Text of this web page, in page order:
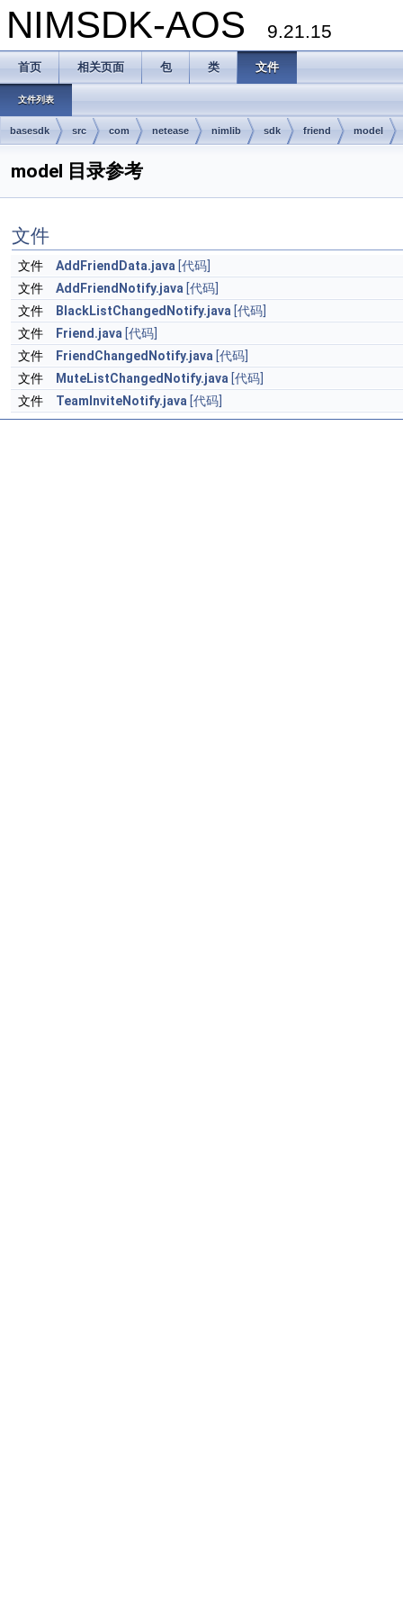
NIMSDK-AOS 9.21.15
首页 相关页面 包 类 文件
文件列表
basesdk src com netease nimlib sdk friend model
model 目录参考
文件
文件 AddFriendData.java [代码]
文件
AddFriendNotify.java [代码]
文件
BlackListChangedNotify.java [代码]
文件
Friend.java [代码]
文件
FriendChangedNotify.java [代码]
文件
MuteListChangedNotify.java [代码]
文件
TeamInviteNotify.java [代码]